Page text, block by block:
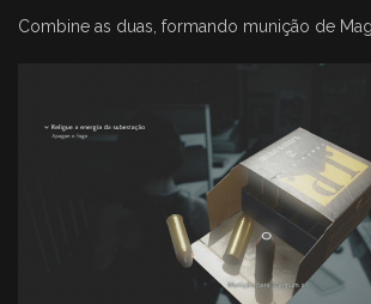
Combine as duas, formando munição de